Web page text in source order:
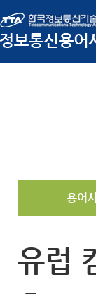
용어
유럽